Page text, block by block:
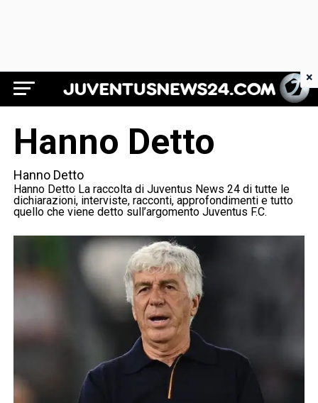
Juventus News 24
Hanno Detto
Hanno Detto
Hanno Detto La raccolta di Juventus News 24 di tutte le
dichiarazioni, interviste, racconti, approfondimenti e tutto
quello che viene detto sull’argomento Juventus F.C.
×